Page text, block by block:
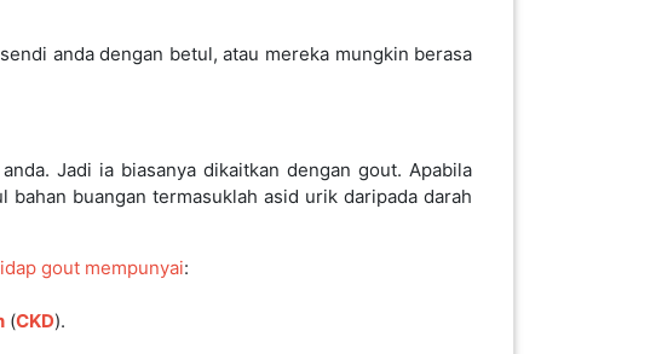
anda dengan betul, atau mereka mungkin berasa
Jadi ia biasanya dikaitkan dengan gout. Apabila
buangan termasuklah asid urik daripada darah
gout mempunyai:
(CKD).